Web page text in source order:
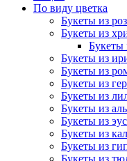
По виду цветка
Букеты из роз
Букеты из
Букеты
Букеты из
Букеты из
Букеты из
Букеты из
Букеты из
Букеты из
Букеты из
Букеты из
Букеты из